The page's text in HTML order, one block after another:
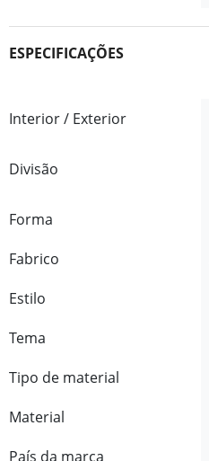
ESPECIFICAÇÕES
Interior / Exterior
Divisão
Forma
Fabrico
Estilo
Tema
Tipo de material
Material
País da marca